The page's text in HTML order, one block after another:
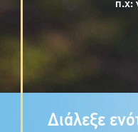
π.χ:
Διάλεξε